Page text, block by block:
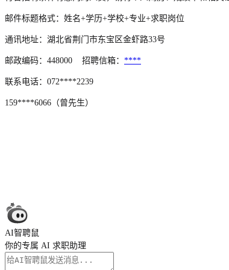
邮件标题格式：姓名+学历+学校+专业+求职岗位
通讯地址：湖北省荆门市东宝区金虾路33号
邮政编码：448000 招聘信箱： ****
联系电话：072****2239
159****6066（曾先生）
AI智聘鼠
你的专属 AI 求职助理